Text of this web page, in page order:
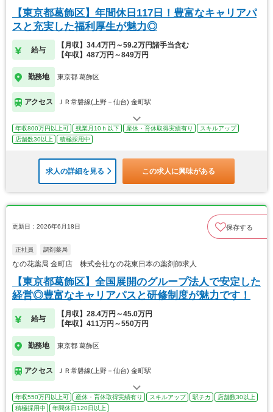
【東京都葛飾区】年間休日117日！豊富なキャリアパ
スと充実した福利厚生が魅力◎
給与
【月収】34.4万円～59.2万円諸手当含む
【年収】487万円～849万円
勤務地 東京都 葛飾区
アクセス ＪＲ常磐線(上野－仙台) 金町駅
年収800万円以上可 残業月10ｈ以下 産休・育休取得実績有り
スキルアップ
店舗数30以上
積極採用中
求人の詳細を見る この求人に興味がある
更新日：2026年6月18日 保存する
正社員 調剤薬局
なの花薬局 金町店 株式会社なの花東日本の薬剤師求人
【東京都葛飾区】全国展開のグループ法人で安定した
経営◎豊富なキャリアパスと研修制度が魅力です！
給与
【月収】28.4万円～45.0万円
【年収】411万円～550万円
勤務地 東京都 葛飾区
アクセス ＪＲ常磐線(上野－仙台) 金町駅
年収550万円以上可 産休・育休取得実績有り スキルアップ 駅チカ
店舗数30以上
積極採用中
年間休日120日以上